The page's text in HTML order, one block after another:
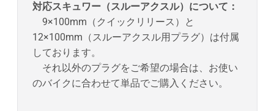
対応スキュワー（スルーアクスル）について：
9×100mm（クイックリリース）と
12×100mm（スルーアクスル用プラグ）は付属
しております。
それ以外のプラグをご希望の場合は、お使い
のバイクに合わせて単品でご購入ください。